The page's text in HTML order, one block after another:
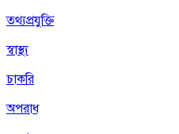
তথ্যপ্রযুক্তি
স্বাস্থ্য
চাকরি
অপরাধ